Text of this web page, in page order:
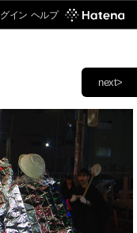
イン ヘルプ
next>